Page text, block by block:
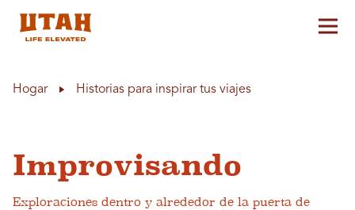
Hogar Historias para inspirar tus viajes
Improvisando
Exploraciones dentro y alrededor de la puerta de